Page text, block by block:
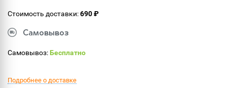
Стоимость доставки:690 ₽
Самовывоз
Самовывоз:Бесплатно
Подробнее о доставке